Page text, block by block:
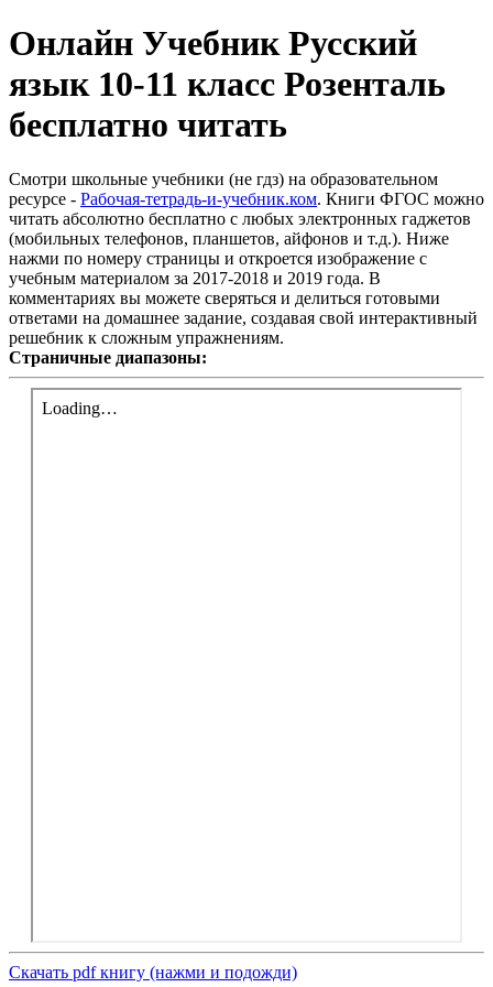
Онлайн Учебник Русский
язык 10-11 класс Розенталь
бесплатно читать
Смотри школьные учебники (не гдз) на образовательном
ресурсе - Рабочая-тетрадь-и-учебник.ком. Книги ФГОС можно
читать абсолютно бесплатно с любых электронных гаджетов
(мобильных телефонов, планшетов, айфонов и т.д.). Ниже
нажми по номеру страницы и откроется изображение с
учебным материалом за 2017-2018 и 2019 года. В
комментариях вы можете сверяться и делиться готовыми
ответами на домашнее задание, создавая свой интерактивный
решебник к сложным упражнениям.
Страничные диапазоны:
Скачать pdf книгу (нажми и подожди)